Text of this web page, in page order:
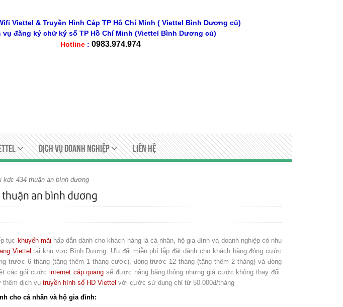
Viettel & Truyền Hình Cáp TP Hồ Chí Minh ( Viettel Bình Dương củ)
vụ đăng ký chữ ký số TP Hồ Chí Minh (Viettel Bình Dương củ)
Hotline : 0983.974.974
Dịch Vụ Doanh Nghiệp Liên hệ
kdc 434 thuận an bình dương
an bình dương
tục khuyến mãi hấp dẫn dành cho khách hàng là cá nhân, hộ gia đình và doanh nghiệp có nhu
Viettel tại khu vực Bình Dương. Ưu đãi miễn phí lắp đặt dành cho khách hàng đóng cước
trước 6 tháng (tặng thêm 1 tháng cước), đóng trước 12 tháng (tặng thêm 2 tháng) và đóng
các gói cước internet cáp quang sẽ được nâng băng thông nhưng giá cước không thay đổi.
thêm dịch vụ truyền hình số HD Viettel với cước sử dụng chỉ từ 50.000đ/tháng
cho cá nhân và hộ gia đình: